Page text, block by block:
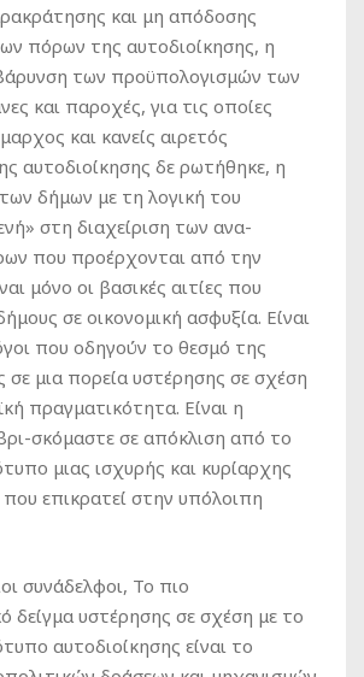
και μη απόδοσης
πόρων της αυτοδιοίκησης, η
των προϋπολογισμών των
και παροχές, για τις οποίες
και κανείς αιρετός
αυτοδιοίκησης δε ρωτήθηκε, η
δήμων με τη λογική του
στη διαχείριση των ανα-
που προέρχονται από την
μόνο οι βασικές αιτίες που
σε οικονομική ασφυξία. Είναι
που οδηγούν το θεσμό της
σε μια πορεία υστέρησης σε σχέση
πραγματικότητα. Είναι η
σκόμαστε σε απόκλιση από το
μιας ισχυρής και κυρίαρχης
επικρατεί στην υπόλοιπη
συνάδελφοι, Το πιο
δείγμα υστέρησης σε σχέση με το
αυτοδιοίκησης είναι το